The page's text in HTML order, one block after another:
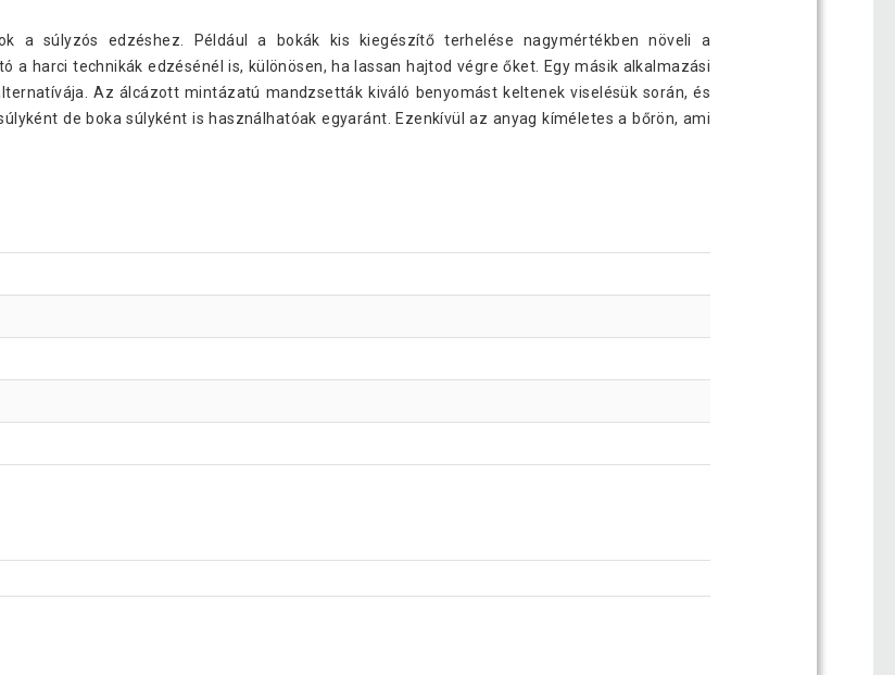
a súlyzós edzéshez. Például a bokák kis kiegészítő terhelése nagymértékben növeli a
a harci technikák edzésénél is, különösen, ha lassan hajtod végre őket. Egy másik alkalmazási
Az álcázott mintázatú mandzsetták kiváló benyomást keltenek viselésük során, és
de boka súlyként is használhatóak egyaránt. Ezenkívül az anyag kíméletes a bőrön, ami